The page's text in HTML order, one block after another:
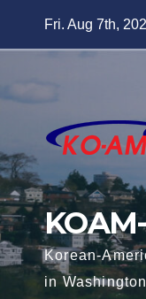
Fri. Aug 7th,
Korean-
in Washington